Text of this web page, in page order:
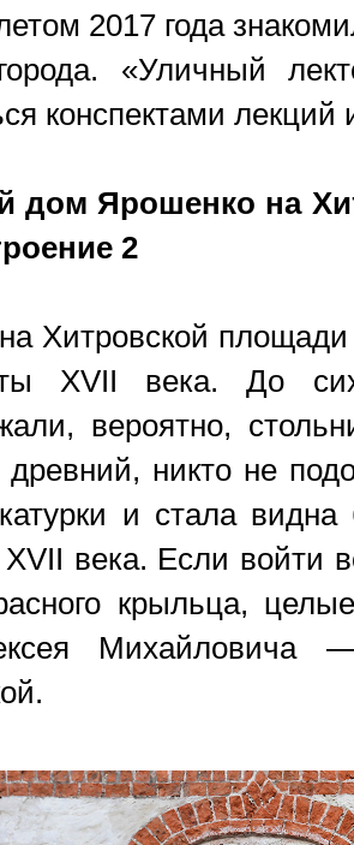
2017 года
«Уличный
конспектами
дом Ярошенко на
2
Хитровской
ХVII века. До
вероятно,
древний, никто не
и стала
века. Если войти
крыльца,